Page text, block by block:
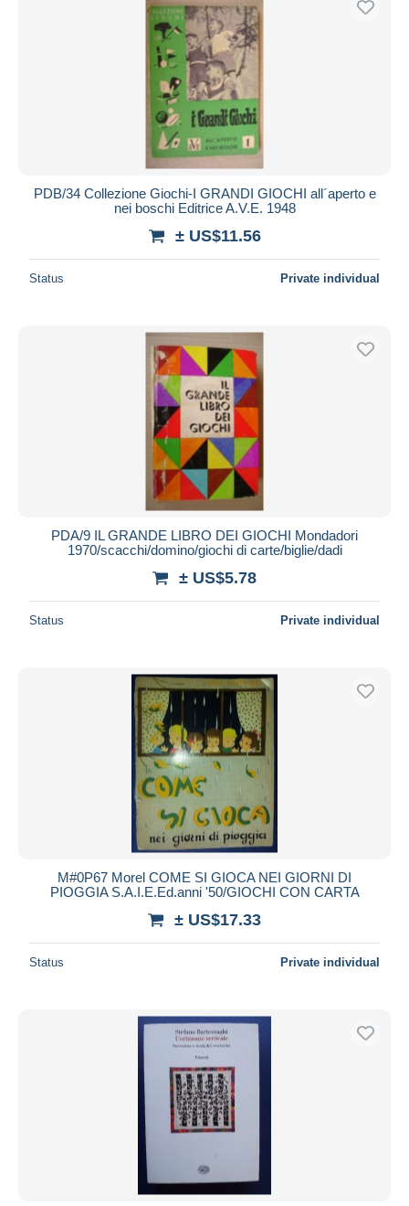
PDB/34 Collezione Giochi-I GRANDI GIOCHI all´aperto e
nei boschi Editrice A.V.E. 1948
± US$11.56
Status Private individual
PDA/9 IL GRANDE LIBRO DEI GIOCHI Mondadori
1970/scacchi/domino/giochi di carte/biglie/dadi
± US$5.78
Status Private individual
M#0P67 Morel COME SI GIOCA NEI GIORNI DI
PIOGGIA S.A.I.E.Ed.anni '50/GIOCHI CON CARTA
± US$17.33
Status Private individual